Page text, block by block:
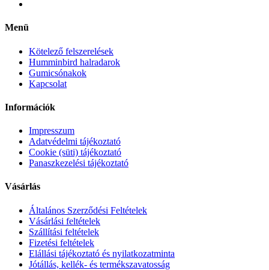
Menü
Kötelező felszerelések
Humminbird halradarok
Gumicsónakok
Kapcsolat
Információk
Impresszum
Adatvédelmi tájékoztató
Cookie (süti) tájékoztató
Panaszkezelési tájékoztató
Vásárlás
Általános Szerződési Feltételek
Vásárlási feltételek
Szállítási feltételek
Fizetési feltételek
Elállási tájékoztató és nyilatkozatminta
Jótállás, kellék- és termékszavatosság